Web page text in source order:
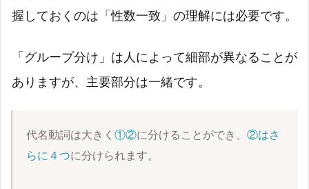
代名
動詞
の複
数一
致】
握しておくのは「性数一致」の理解には必要です。
「グループ分け」は人によって細部が異なることが
ありますが、主要部分は一緒です。
代名動詞は大きく ①②に分けることができ、 ②はさ
らに４つに分けられます。